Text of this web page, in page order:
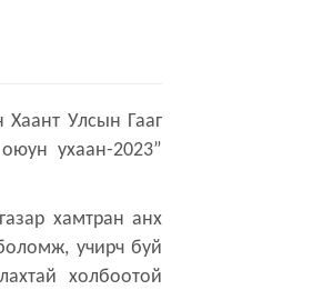
Улсын Гааг
ухаан-2023”
хамтран анх
учирч буй
холбоотой